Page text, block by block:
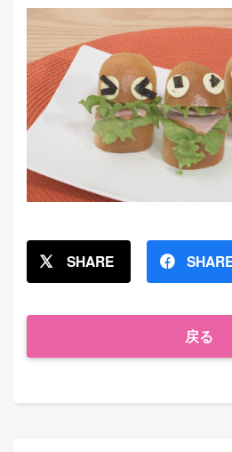
SHARE
戻る